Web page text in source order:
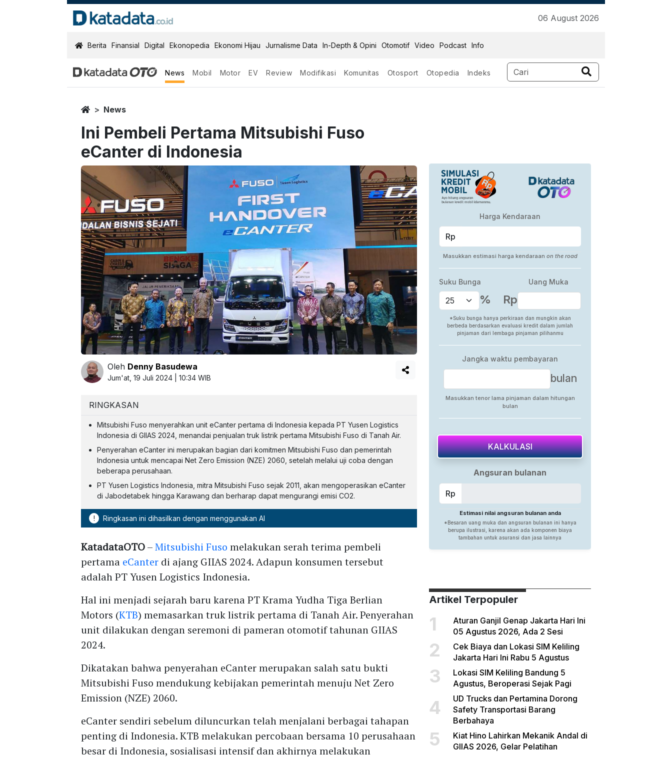
06 August 2026
KatadataOTO
Berita Finansial Digital Ekonopedia Ekonomi Hijau Jurnalisme Data In-Depth & Opini Otomotif Video Podcast Info
News Mobil Motor EV Review Modifikasi Komunitas Otosport Otopedia Indeks
HomeNews
Ini Pembeli Pertama Mitsubishi Fuso
eCanter di Indonesia
Oleh Denny Basudewa
Jum'at, 19 Juli 2024 | 10:34 WIB
RINGKASAN
Mitsubishi Fuso menyerahkan unit eCanter pertama di Indonesia kepada PT Yusen Logistics
Indonesia di GIIAS 2024, menandai penjualan truk listrik pertama Mitsubishi Fuso di Tanah Air.
Penyerahan eCanter ini merupakan bagian dari komitmen Mitsubishi Fuso dan pemerintah
Indonesia untuk mencapai Net Zero Emission (NZE) 2060, setelah melalui uji coba dengan
beberapa perusahaan.
PT Yusen Logistics Indonesia, mitra Mitsubishi Fuso sejak 2011, akan mengoperasikan eCanter
di Jabodetabek hingga Karawang dan berharap dapat mengurangi emisi CO2.
! Ringkasan ini dihasilkan dengan menggunakan AI
KatadataOTO–Mitsubishi Fuso melakukan serah terima pembeli
pertama eCanter di ajang GIIAS 2024. Adapun konsumen tersebut
adalah PT Yusen Logistics Indonesia.
Hal ini menjadi sejarah baru karena PT Krama Yudha Tiga Berlian
Motors (KTB) memasarkan truk listrik pertama di Tanah Air. Penyerahan
unit dilakukan dengan seremoni di pameran otomotif tahunan GIIAS
2024.
Dikatakan bahwa penyerahan eCanter merupakan salah satu bukti
Mitsubishi Fuso mendukung kebijakan pemerintah menuju Net Zero
Emission (NZE) 2060.
eCanter sendiri sebelum diluncurkan telah menjalani berbagai tahapan
penting di Indonesia. KTB melakukan percobaan bersama 10 perusahaan
besar di Indonesia, sosialisasi intensif dan akhirnya melakukan
Artikel Terpopuler
1
Aturan Ganjil Genap Jakarta Hari Ini
05 Agustus 2026, Ada 2 Sesi
2
Cek Biaya dan Lokasi SIM Keliling
Jakarta Hari Ini Rabu 5 Agustus
3
Lokasi SIM Keliling Bandung 5
Agustus, Beroperasi Sejak Pagi
4
UD Trucks dan Pertamina Dorong
Safety Transportasi Barang
Berbahaya
5
Kiat Hino Lahirkan Mekanik Andal di
GIIAS 2026, Gelar Pelatihan